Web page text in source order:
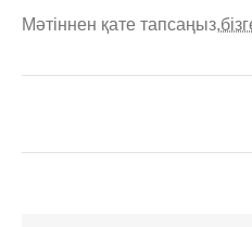
Мәтіннен қате тапсаңыз,